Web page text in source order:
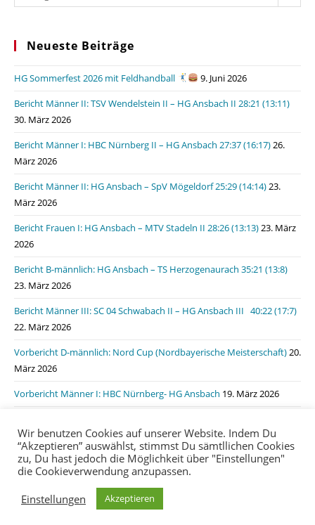
Neueste Beiträge
HG Sommerfest 2026 mit Feldhandball
9. Juni 2026
Bericht Männer II: TSV Wendelstein II – HG Ansbach II 28:21 (13:11)
30. März 2026
Bericht Männer I: HBC Nürnberg II – HG Ansbach 27:37 (16:17)26.
März 2026
Bericht Männer II: HG Ansbach – SpV Mögeldorf 25:29 (14:14)23.
März 2026
Bericht Frauen I: HG Ansbach – MTV Stadeln II 28:26 (13:13)23. März
2026
Bericht B-männlich: HG Ansbach – TS Herzogenaurach 35:21 (13:8)
23. März 2026
Bericht Männer III: SC 04 Schwabach II – HG Ansbach III 40:22 (17:7)
22. März 2026
Vorbericht D-männlich: Nord Cup (Nordbayerische Meisterschaft)20.
März 2026
Vorbericht Männer I: HBC Nürnberg- HG Ansbach 19. März 2026
19. März 2026
Impressum Datenschutzerklärung
Wir benutzen Cookies auf unserer Website. Indem Du
“Akzeptieren” auswählst, stimmst Du sämtllichen Cookies
zu, Du hast jedoch die Möglichkeit über "Einstellungen"
die Cookieverwendung anzupassen.
Einstellungen
Akzeptieren